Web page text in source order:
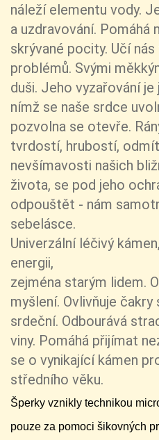
náleží elementu vody.
a uzdravování. Pomáhá
skrývané pocity. Učí
problémů. Svými
duši. Jeho vyzařování
nímž se naše srdce
pozvolna se otevře.
tvrdostí, hrubostí,
nevšímavosti našich
života, se pod jeho
odpouštět - nám
sebelásce.
Univerzální léčivý
energii,
zejména starým lidem.
myšlení. Ovlivňuje
srdeční. Odbourává
viny. Pomáhá přijímat
se o vynikající kámen
středního věku.
Šperky vznikly technikou
pouze za pomoci šikovných